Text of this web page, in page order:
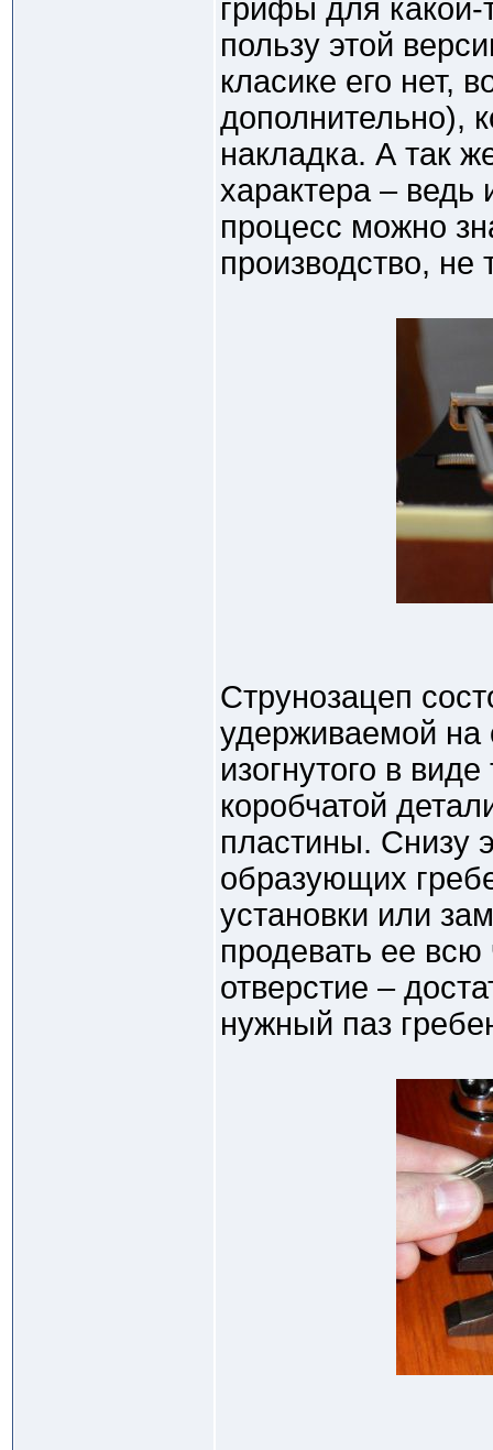
грифы для какой-
пользу этой
класике его нет,
дополнительно),
накладка. А так
характера –
процесс можно
производство, не
Струнозацеп
удерживаемой на
изогнутого в
коробчатой
пластины. Снизу
образующих
установки или
продевать ее всю
отверстие –
нужный паз